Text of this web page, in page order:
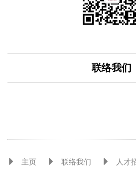
联络我们
主页 联络我们 人才